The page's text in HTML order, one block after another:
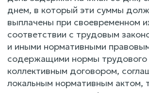
днем, в который эти суммы
выплачены при своевременном
соответствии с трудовым
и иными нормативными
содержащими нормы трудового
коллективным договором,
локальным нормативным актом,